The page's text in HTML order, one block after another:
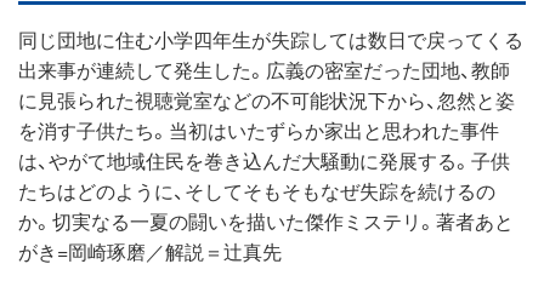
同じ団地に住む小学四年生が失踪しては数日で戻ってくる
出来事が連続して発生した。広義の密室だった団地、教師
に見張られた視聴覚室などの不可能状況下から、忽然と姿
を消す子供たち。当初はいたずらか家出と思われた事件
は、やがて地域住民を巻き込んだ大騒動に発展する。子供
たちはどのように、そしてそもそもなぜ失踪を続けるの
か。切実なる一夏の闘いを描いた傑作ミステリ。著者あと
がき=岡崎琢磨／解説＝辻真先